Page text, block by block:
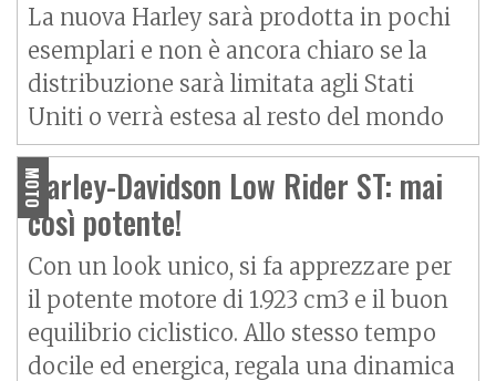
La nuova Harley sarà prodotta in pochi
esemplari e non è ancora chiaro se la
distribuzione sarà limitata agli Stati
Uniti o verrà estesa al resto del mondo
MOTO
Harley-Davidson Low Rider ST: mai
così potente!
Con un look unico, si fa apprezzare per
il potente motore di 1.923 cm3 e il buon
equilibrio ciclistico. Allo stesso tempo
docile ed energica, regala una dinamica